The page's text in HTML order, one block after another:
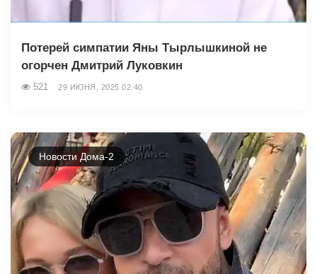
Потерей симпатии Яны Тырлышкиной не
огорчен Дмитрий Луковкин
521 29 ИЮНЯ, 2025 02:40
Новости Дома-2